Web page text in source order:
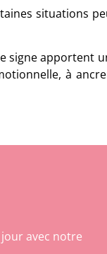
situations
signe apportent
à
avec notre